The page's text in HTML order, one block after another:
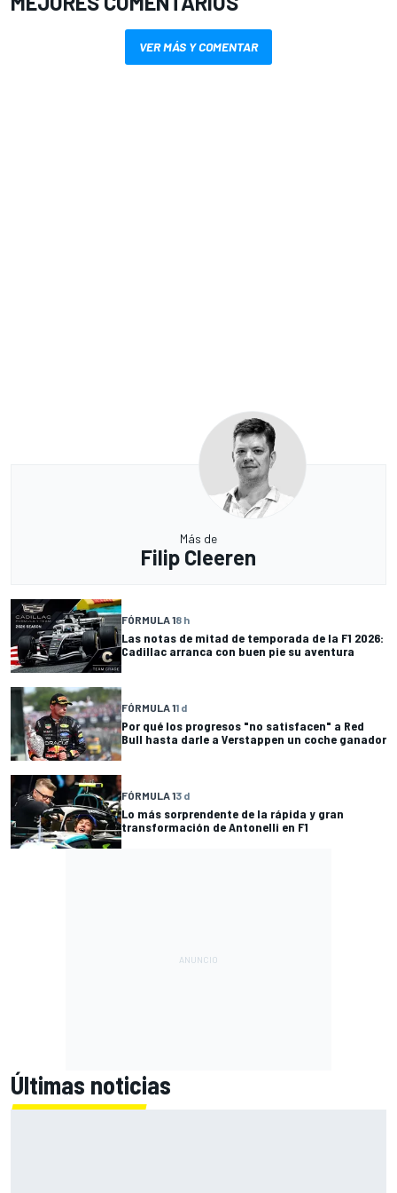
VER MÁS Y COMENTAR
Más de
Filip Cleeren
FÓRMULA 18 h
Las notas de mitad de temporada de la F1 2026:
Cadillac arranca con buen pie su aventura
FÓRMULA 11 d
Por qué los progresos "no satisfacen" a Red
Bull hasta darle a Verstappen un coche ganador
FÓRMULA 13 d
Lo más sorprendente de la rápida y gran
transformación de Antonelli en F1
Últimas noticias